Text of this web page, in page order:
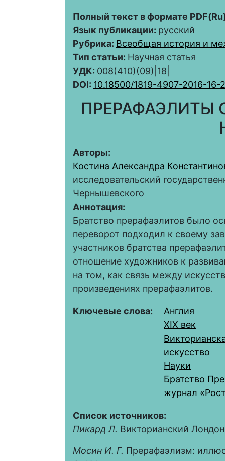
Полный текст в формате
Язык публикации: русский
Рубрика: Всеобщая история и
Тип статьи: Научная статья
УДК: 008(410)(09)|18|
DOI: 10.18500/1819-4907-2016-16-
ПРЕРАФАЭЛИТЫ
Авторы:
Костина Александра
исследовательский
Чернышевского
Аннотация:
Братство прерафаэлитов было
переворот подходил к своему
участников братства
отношение художников к
на том, как связь между
произведениях прерафаэлитов.
Ключевые слова:
Англия
XIX век
искусство
Науки
Братство
журнал
Список источников:
Пикард Л. Викторианский
Мосин И. Г. Прерафаэлизм: